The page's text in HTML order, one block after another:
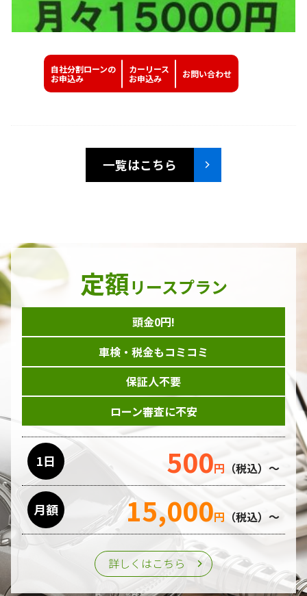
自社分割ローンの
お申込み
カーリース
お申込み
お問い合わせ
一覧はこちら
定額リースプラン
頭金0円!
車検・税金もコミコミ
保証人不要
ローン審査に不安
1日 500円 （税込）～
月額 15,000円 （税込）～
詳しくはこちら